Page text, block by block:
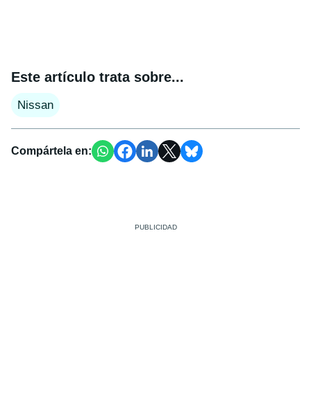
Este artículo trata sobre...
Nissan
Compártela en: